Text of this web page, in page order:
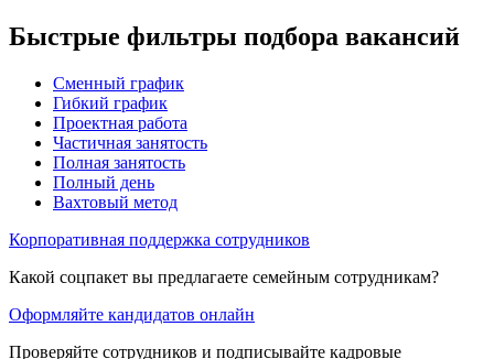
Быстрые фильтры подбора вакансий
Сменный график
Гибкий график
Проектная работа
Частичная занятость
Полная занятость
Полный день
Вахтовый метод
Корпоративная поддержка сотрудников
Какой соцпакет вы предлагаете семейным сотрудникам?
Оформляйте кандидатов онлайн
Проверяйте сотрудников и подписывайте кадровые